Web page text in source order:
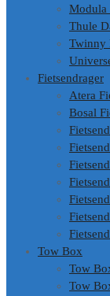
Modula
Thule
Twinny
Fietsendrager
Atera
Bosal
Tow Box
Tow
Tow